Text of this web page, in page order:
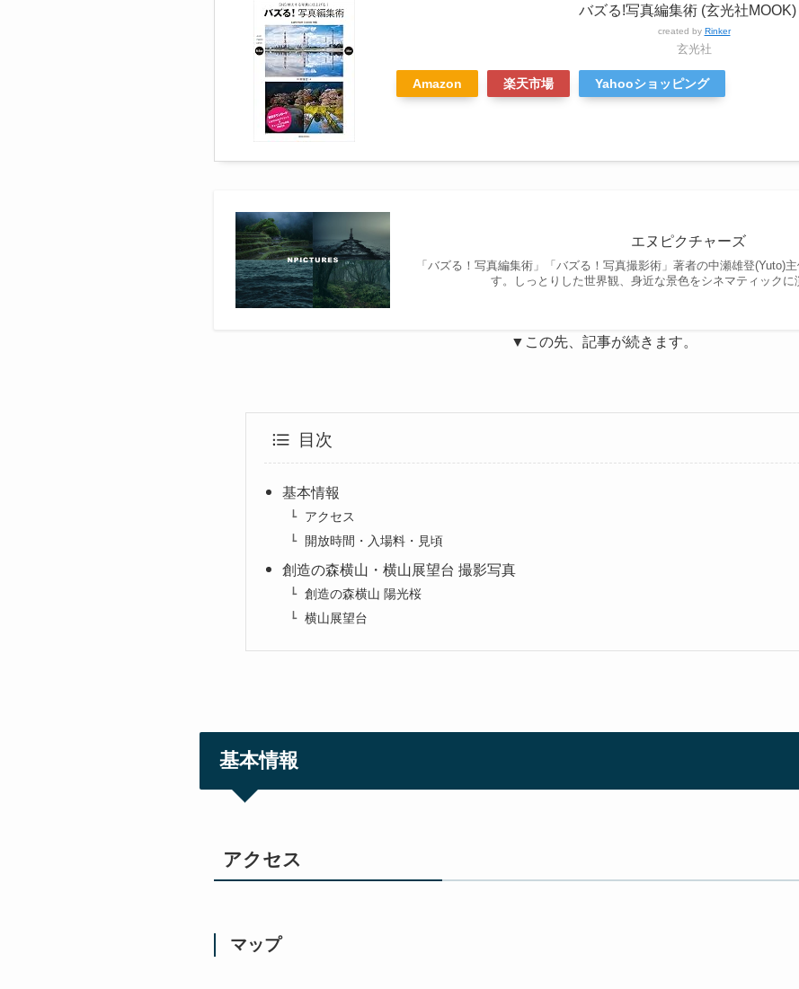
バズる!写真編集術 (玄光社MOOK)
created by Rinker
玄光社
Amazon 楽天市場 Yahooショッピング
エヌピクチャーズ
「バズる！写真編集術」「バズる！写真撮影術」著者の中瀬雄登(Yuto)
す。しっとりした世界観、身近な景色をシネマティックに
▼この先、記事が続きます。
目次
基本情報
アクセス
開放時間・入場料・見頃
創造の森横山・横山展望台 撮影写真
創造の森横山 陽光桜
横山展望台
基本情報
アクセス
マップ